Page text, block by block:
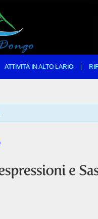
ATTIVITÀ IN ALTO LARIO